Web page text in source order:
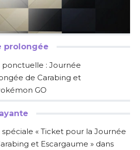
prolongée
ponctuelle : Journée
de Carabing et
GO
spéciale « Ticket pour la Journée
et Escargaume » dans